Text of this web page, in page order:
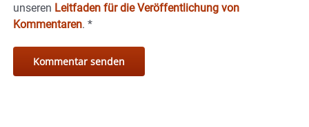
unseren Leitfaden für die Veröffentlichung von
Kommentaren. *